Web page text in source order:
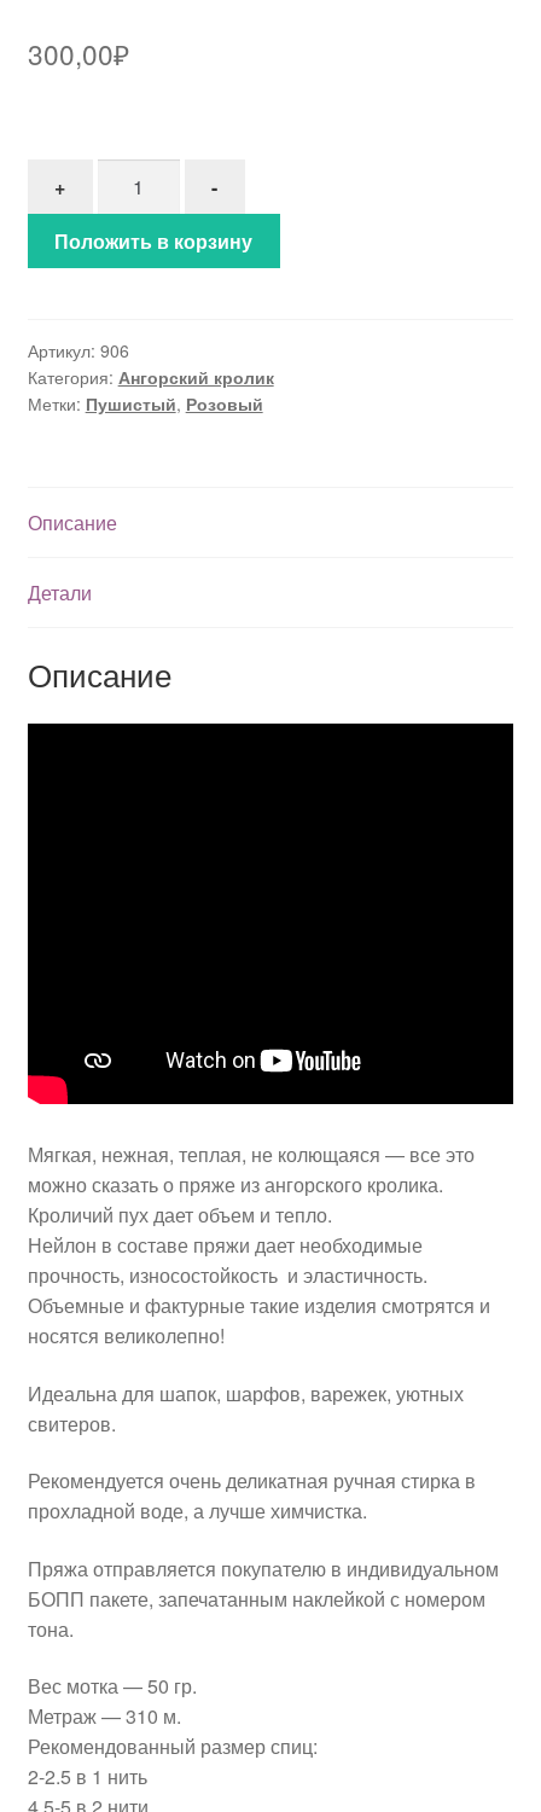
300,00₽
+
-
Положить в корзину
Артикул: 906
Категория: Ангорский кролик
Метки: Пушистый, Розовый
Описание
Детали
Описание
Мягкая, нежная, теплая, не колющаяся — все это
можно сказать о пряже из ангорского кролика.
Кроличий пух дает объем и тепло.
Нейлон в составе пряжи дает необходимые
прочность, износостойкость и эластичность.
Объемные и фактурные такие изделия смотрятся и
носятся великолепно!
Идеальна для шапок, шарфов, варежек, уютных
свитеров.
Рекомендуется очень деликатная ручная стирка в
прохладной воде, а лучше химчистка.
Пряжа отправляется покупателю в индивидуальном
БОПП пакете, запечатанным наклейкой с номером
тона.
Вес мотка — 50 гр.
Метраж — 310 м.
Рекомендованный размер спиц:
2-2.5 в 1 нить